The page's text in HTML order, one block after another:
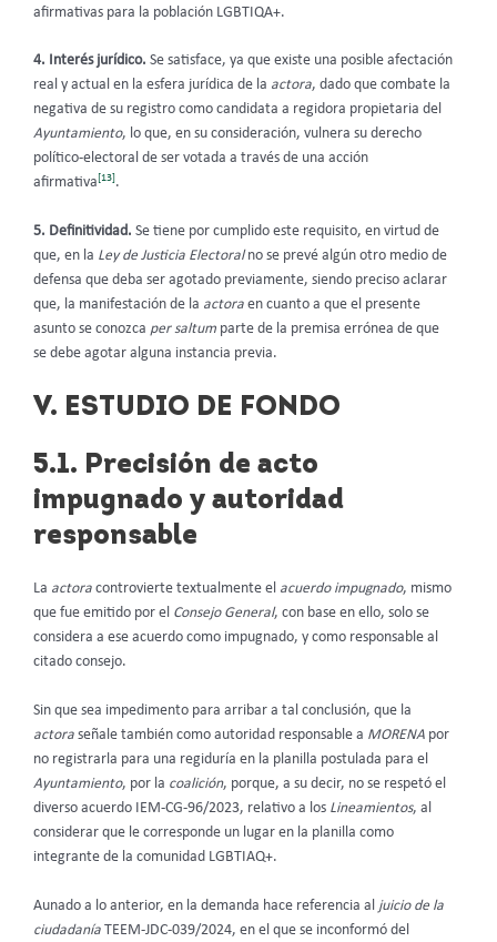
afirmativas para la población LGBTIQA+.
4. Interés jurídico. Se satisface, ya que existe una posible afectación
real y actual en la esfera jurídica de la actora, dado que combate la
negativa de su registro como candidata a regidora propietaria del
Ayuntamiento, lo que, en su consideración, vulnera su derecho
político-electoral de ser votada a través de una acción
afirmativa[13].
5. Definitividad. Se tiene por cumplido este requisito, en virtud de
que, en la Ley de Justicia Electoralno se prevé algún otro medio de
defensa que deba ser agotado previamente, siendo preciso aclarar
que, la manifestación de la actora en cuanto a que el presente
asunto se conozca per saltum parte de la premisa errónea de que
se debe agotar alguna instancia previa.
V. ESTUDIO DE FONDO
5.1. Precisión de acto
impugnado y autoridad
responsable
La actora controvierte textualmente el acuerdo impugnado, mismo
que fue emitido por el Consejo General, con base en ello, solo se
considera a ese acuerdo como impugnado, y como responsable al
citado consejo.
Sin que sea impedimento para arribar a tal conclusión, que la
actora señale también como autoridad responsable a MORENA por
no registrarla para una regiduría en la planilla postulada para el
Ayuntamiento, por la coalición, porque, a su decir, no se respetó el
diverso acuerdo IEM-CG-96/2023, relativo a los Lineamientos, al
considerar que le corresponde un lugar en la planilla como
integrante de la comunidad LGBTIAQ+.
Aunado a lo anterior, en la demanda hace referencia al juicio de la
ciudadanía TEEM-JDC-039/2024, en el que se inconformó del